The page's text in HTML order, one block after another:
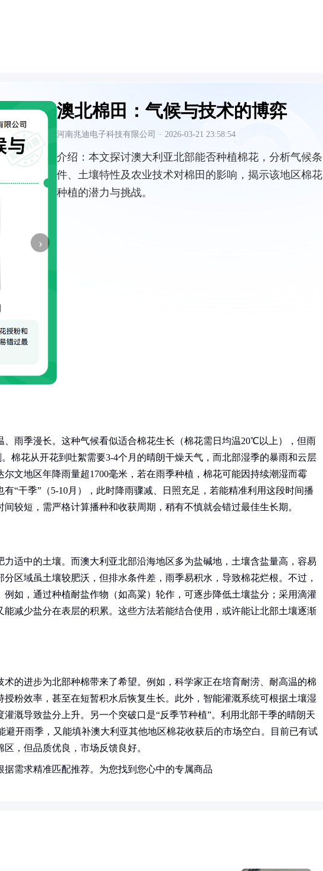
›
澳北棉田：气候与技术的博弈
河南兆迪电子科技有限公司 · 2026-03-21 23:58:54
介绍： 本文探讨澳大利亚北部能否种植棉花，分析气候条
件、土壤特性及农业技术对棉田的影响，揭示该地区棉花
种植的潜力与挑战。
、雨季漫长。这种气候看似适合棉花生长（棉花需日均温20℃以上），但雨
棉花从开花到吐絮需要3-4个月的晴朗干燥天气，而北部湿季的暴雨和云层
文地区年降雨量超1700毫米，若在雨季种植，棉花可能因持续潮湿而霉
“干季”（5-10月），此时降雨骤减、日照充足，若能精准利用这段时间播
较短，需严格计算播种和收获周期，稍有不慎就会错过最佳生长期。
适中的土壤。而澳大利亚北部沿海地区多为盐碱地，土壤含盐量高，容易
区域虽土壤较肥沃，但排水条件差，雨季易积水，导致棉花烂根。不过，
如，通过种植耐盐作物（如高粱）轮作，可逐步降低土壤盐分；采用滴灌
减少盐分在表层的积累。这些方法若能结合使用，或许能让北部土壤逐渐
的进步为北部种棉带来了希望。例如，科学家正在培育耐涝、耐高温的棉
粉效率，甚至在短暂积水后恢复生长。此外，智能灌溉系统可根据土壤湿
溉导致盐分上升。另一个突破口是“反季节种植”。利用北部干季的晴朗天
避开雨季，又能填补澳大利亚其他地区棉花收获后的市场空白。目前已有试
，但品质优良，市场反馈良好。
需求精准匹配推荐。为您找到您心中的专属商品